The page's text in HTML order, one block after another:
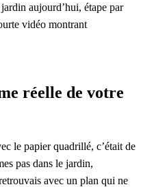
aujourd’hui, étape par
vidéo montrant
réelle de votre
le papier quadrillé, c’était de
pas dans le jardin,
avec un plan qui ne